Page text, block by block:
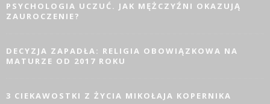
PSYCHOLOGIA UCZUĆ. JAK MĘŻCZYŹNI OKAZUJĄ
ZAUROCZENIE?
DECYZJA ZAPADŁA: RELIGIA OBOWIĄZKOWA NA
MATURZE OD 2017 ROKU
3 CIEKAWOSTKI Z ŻYCIA MIKOŁAJA KOPERNIKA